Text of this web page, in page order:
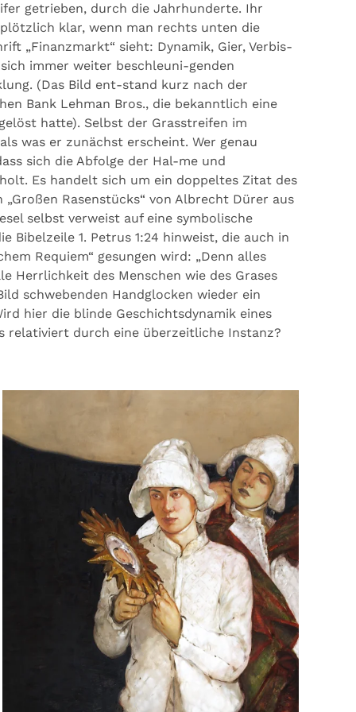
getrieben, durch die Jahrhunderte. Ihr
klar, wenn man rechts unten die
„Finanzmarkt“ sieht: Dynamik, Gier, Verbis-
immer weiter beschleuni-genden
(Das Bild ent-stand kurz nach der
Bank Lehman Bros., die bekanntlich eine
hatte). Selbst der Grasstreifen im
was er zunächst erscheint. Wer genau
sich die Abfolge der Hal-me und
Es handelt sich um ein doppeltes Zitat des
Rasenstücks“ von Albrecht Dürer aus
selbst verweist auf eine symbolische
Bibelzeile 1. Petrus 1:24 hinweist, die auch in
Requiem“ gesungen wird: „Denn alles
Herrlichkeit des Menschen wie des Grases
schwebenden Handglocken wieder ein
hier die blinde Geschichtsdynamik eines
relativiert durch eine überzeitliche Instanz?
2011 | 160 x 110 cm | Öl auf Leinwand